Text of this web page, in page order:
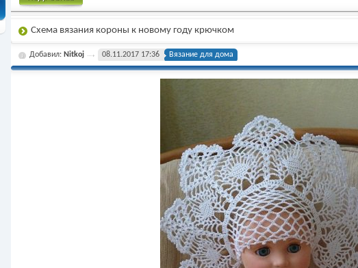
Схема вязания короны к новому году крючком
Добавил: Nitkoj 08.11.2017 17:36 Вязание для дома